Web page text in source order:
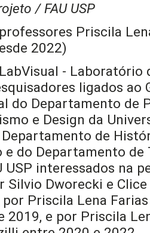
/ FAU USP
Priscila
2022)
- Laboratório
ligados ao
do Departamento de
e Design da
Departamento de
do Departamento de
interessados na
Silvio Dworecki e
Priscila Lena
2019, e por Priscila